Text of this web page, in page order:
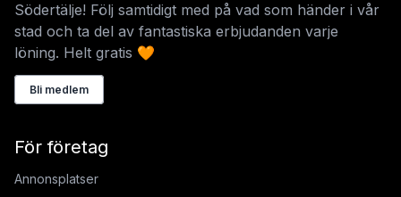
Södertälje! Följ samtidigt med på vad som händer i vår
stad och ta del av fantastiska erbjudanden varje
löning. Helt gratis 🧡
Bli medlem
För företag
Annonsplatser